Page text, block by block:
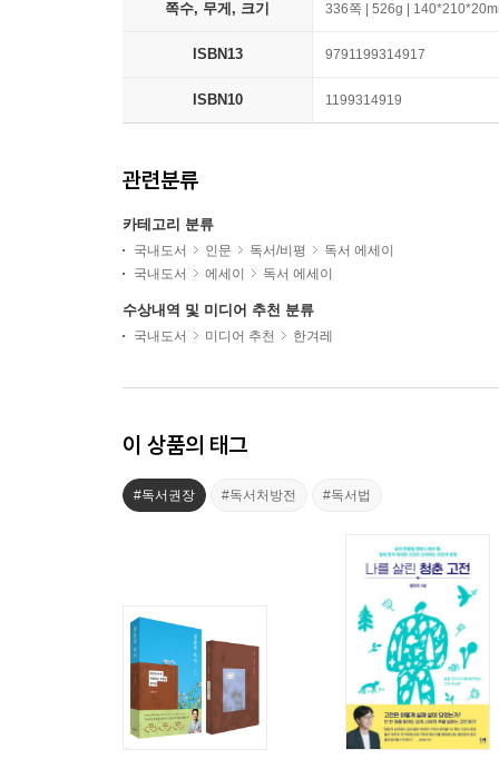
쪽수, 무게, 크기 336쪽 | 526g |
ISBN13 9791199314917
ISBN10 1199314919
관련분류
카테고리 분류
국내도서 인문 독서/비평
독서 에세이
국내도서
에세이 독서 에세이
수상내역 및 미디어 추천 분류
국내도서 미디어 추천 한겨레
이 상품의 태그
#독서권장 #독서처방전 #독서법